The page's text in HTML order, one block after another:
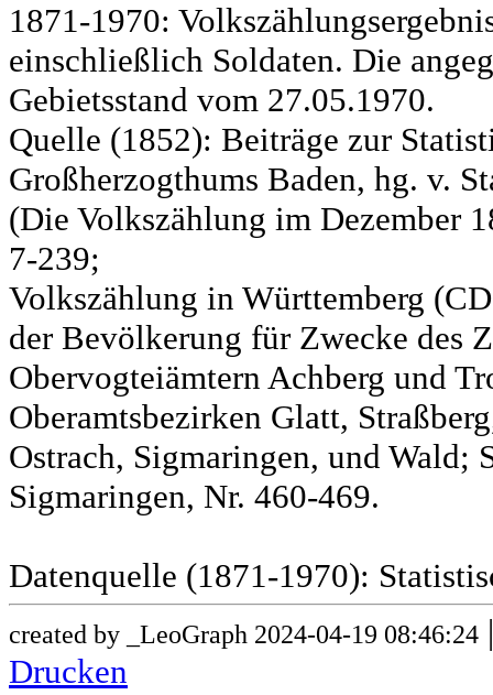
1871-1970:
einschließlich Soldaten. Die
Gebietsstand vom 27.05.1970.
Quelle (1852): Beiträge zur
Großherzogthums Baden, hg. v.
(Die Volkszählung im Dezember
7-239;
Volkszählung in Württemberg
der Bevölkerung für Zwecke des
Obervogteiämtern Achberg und
Oberamtsbezirken Glatt,
Ostrach, Sigmaringen, und Wald;
Sigmaringen, Nr. 460-469.
Datenquelle (1871-1970):
created by _LeoGraph 2024-04-19 08:46:24
Drucken